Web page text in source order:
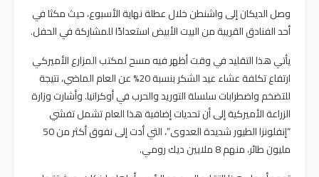
وصل الديكان إلى واشنطن خلال عطلة نهاية الأسبوع، حيث مكثا في
أحد الفنادق القريبة من البيت الأبيض استعدادًا للمشاركة في الحفل.
يأتي هذا التقليد في وقت أظهر فيه مسح لمكتب المزارع الأميركي
ارتفاع تكلفة عشاء عيد الشكر بنسبة 20% عن العام الماضي، نتيجة
للتضخم واضطرابات سلسلة التوريد والحرب في أوكرانيا. وأشارت وزارة
الزراعة الأميركية إلى أن تحديات إضافية هذا العام تشمل تفشي
“إنفلونزا الطيور شديدة العدوى”، التي أدت إلى نفوق أكثر من 50
مليون طائر، منهم 8 ملايين ديك رومي.